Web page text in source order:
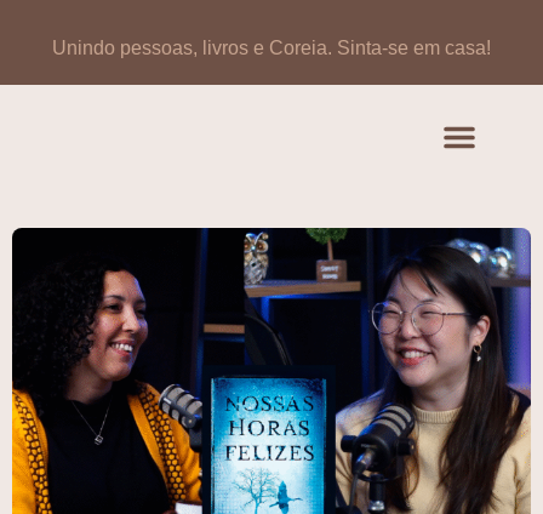
Unindo pessoas, livros e Coreia. Sinta-se em casa!